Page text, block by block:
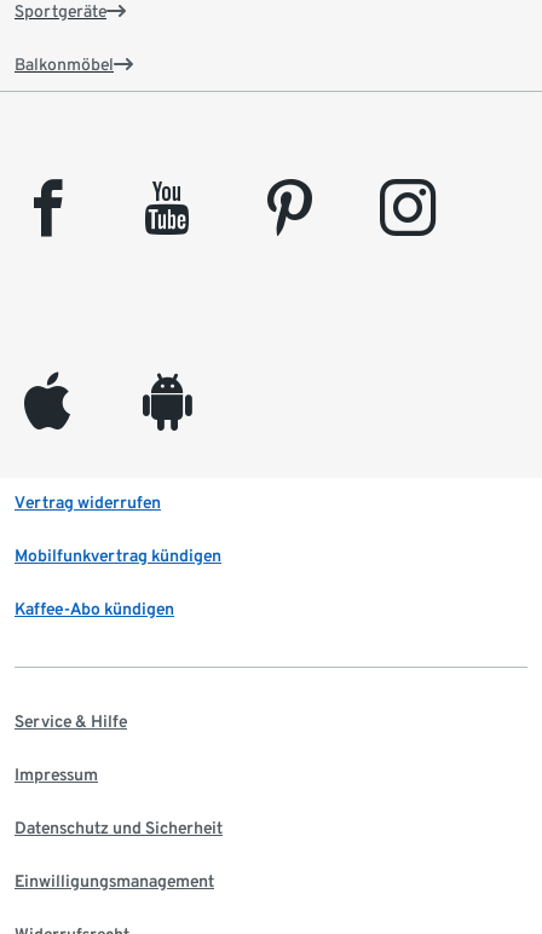
Sportgeräte
Balkonmöbel
facebook youtube pinterest instagram
appleinc android
Vertrag widerrufen
Mobilfunkvertrag kündigen
Kaffee-Abo kündigen
Service & Hilfe
Impressum
Datenschutz und Sicherheit
Einwilligungsmanagement